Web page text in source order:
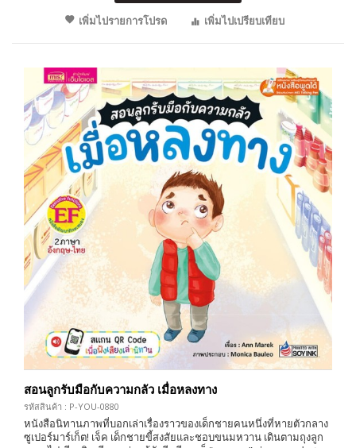
เพิ่มไปรายการโปรด
เพิ่มไปเปรียบเทียบ
สอนลูกรับมือกับความกลัว เมื่อหลงทาง
รหัสสินค้า : P-YOU-0880
หนังสือนิทานภาพที่บอกเล่าเรื่องราวของเด็กชายคนหนึ่งที่หายตัวกลาง
ซูเปอร์มาร์เก็ต! เจ็ค เด็กชายขี้สงสัยและชอบขนมหวาน เดินตามถุงลูก